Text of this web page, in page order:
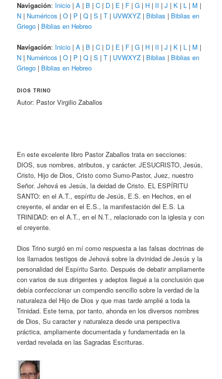
Navigación: Inicio |A | B |C | D | E | F |G | H | II |J | K | L | M |
N | Numéricos |O | P |Q |S |T | UVWXYZ | Biblias | Biblias en
Griego | Biblias en Hebreo
Navigación: Inicio |A | B |C | D | E | F |G | H | II |J | K | L | M |
N | Numéricos |O | P |Q |S |T | UVWXYZ | Biblias | Biblias en
Griego | Biblias en Hebreo
DIOS TRINO
Autor: Pastor Virgilio Zaballos
En este excelente libro Pastor Zaballos trata en secciones:
DIOS, sus nombres, atributos, y carácter. JESUCRISTO, Jesús,
Cristo, Hijo de Dios, Cristo como Sumo-Pastor, Juez, nuestro
Señor. Jehová es Jesús, la deidad de Cristo. EL ESPÍRITU
SANTO: en el A.T., espíritu de Jesús, E.S. en Hechos, en el
creyente, el andar en el E.S., la manifestación del E.S. La
TRINIDAD: en el A.T., en el N.T., relacionado con la iglesia y con
el creyente.
Dios Trino surgió en mí como respuesta a las falsas doctrinas de
los llamados testigos de Jehová sobre la divinidad de Jesús y la
personalidad del Espíritu Santo. Después de debatir ampliamente
con varios de sus dirigentes y adeptos llegué a la conclusión que
debía confeccionar un compendio sencillo sobre la verdad de la
naturaleza del Hijo de Dios y que mas tarde amplié a toda la
Trinidad. Este tema, por tanto, ahonda en los diversos nombres
de Dios, Su caracter y naturaleza desde una perspectiva
práctica, ampliamente documentada y fundamentada en la
verdad revelada en las Sagradas Escrituras.